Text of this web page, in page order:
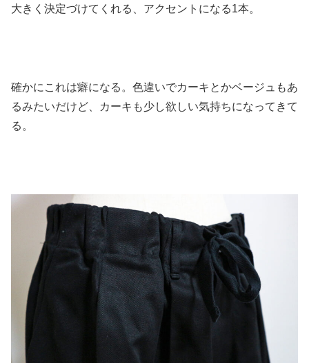
大きく決定づけてくれる、アクセントになる1本。
確かにこれは癖になる。色違いでカーキとかベージュもあ
るみたいだけど、カーキも少し欲しい気持ちになってきて
る。